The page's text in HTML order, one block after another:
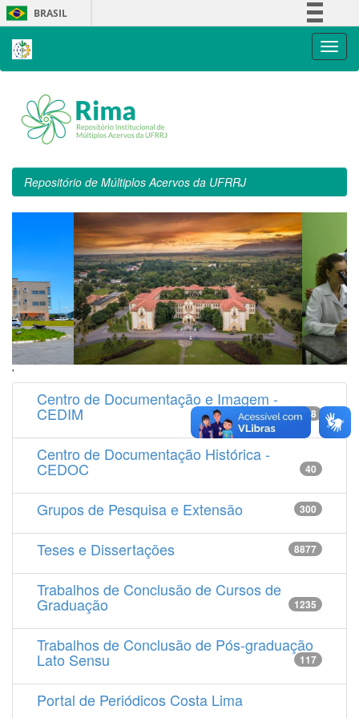
Skip
navigation
BRASIL
Repositório de Múltiplos Acervos da UFRRJ
'
Centro de Documentação e Imagem -
CEDIM 14538
Centro de Documentação Histórica -
CEDOC 40
Grupos de Pesquisa e Extensão 300
Teses e Dissertações 8877
Trabalhos de Conclusão de Cursos de
Graduação 1235
Trabalhos de Conclusão de Pós-graduação
Lato Sensu 117
Portal de Periódicos Costa Lima